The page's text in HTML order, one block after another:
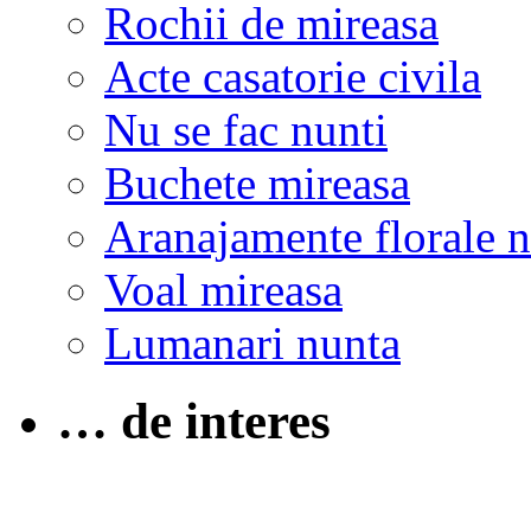
Rochii de mireasa
Acte casatorie civila
Nu se fac nunti
Buchete mireasa
Aranajamente florale
Voal mireasa
Lumanari nunta
… de interes